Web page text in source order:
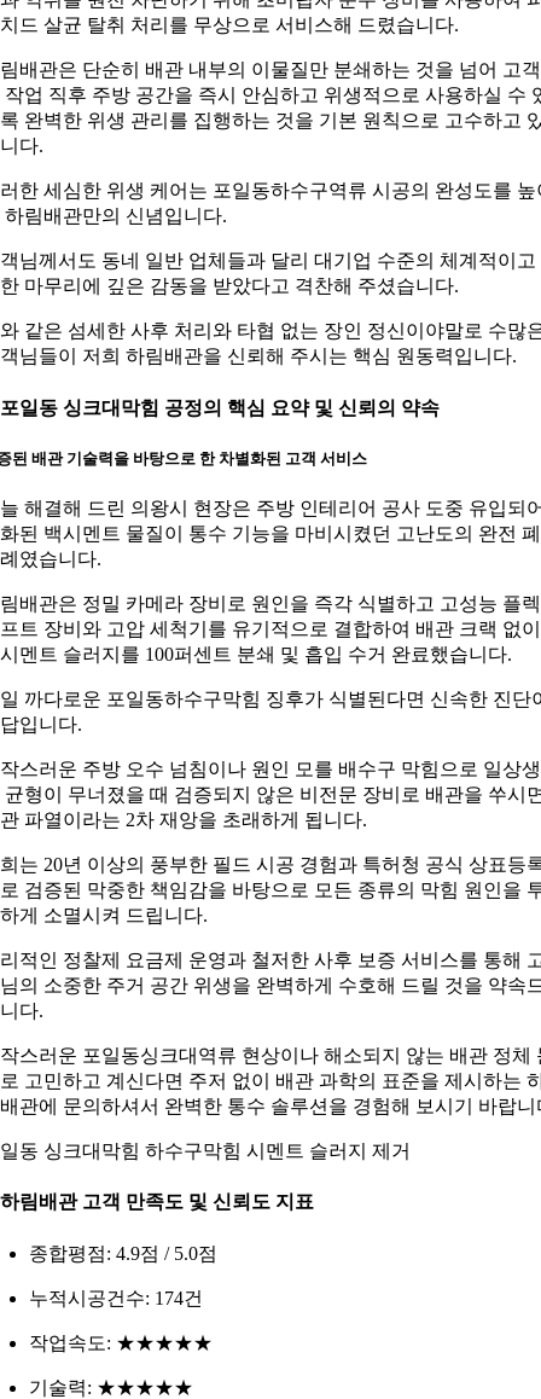
드 살균 탈취 처리를 무상으로 서비스해 드렸습니다.
배관은 단순히 배관 내부의 이물질만 분쇄하는 것을 넘어 고
작업 직후 주방 공간을 즉시 안심하고 위생적으로 사용하실 수
완벽한 위생 관리를 집행하는 것을 기본 원칙으로 고수하고
다.
한 세심한 위생 케어는 포일동하수구역류 시공의 완성도를 높
하림배관만의 신념입니다.
님께서도 동네 일반 업체들과 달리 대기업 수준의 체계적이고
마무리에 깊은 감동을 받았다고 격찬해 주셨습니다.
같은 섬세한 사후 처리와 타협 없는 장인 정신이야말로 수많
님들이 저희 하림배관을 신뢰해 주시는 핵심 원동력입니다.
일동 싱크대막힘 공정의 핵심 요약 및 신뢰의 약속
된 배관 기술력을 바탕으로 한 차별화된 고객 서비스
해결해 드린 의왕시 현장은 주방 인테리어 공사 도중 유입되
된 백시멘트 물질이 통수 기능을 마비시켰던 고난도의 완전
였습니다.
배관은 정밀 카메라 장비로 원인을 즉각 식별하고 고성능 플
트 장비와 고압 세척기를 유기적으로 결합하여 배관 크랙 없이
멘트 슬러지를 100퍼센트 분쇄 및 흡입 수거 완료했습니다.
까다로운 포일동하수구막힘 징후가 식별된다면 신속한 진단
입니다.
스러운 주방 오수 넘침이나 원인 모를 배수구 막힘으로 일상
균형이 무너졌을 때 검증되지 않은 비전문 장비로 배관을 쑤시
파열이라는 2차 재앙을 초래하게 됩니다.
는 20년 이상의 풍부한 필드 시공 경험과 특허청 공식 상표등
검증된 막중한 책임감을 바탕으로 모든 종류의 막힘 원인을
게 소멸시켜 드립니다.
적인 정찰제 요금제 운영과 철저한 사후 보증 서비스를 통해
의 소중한 주거 공간 위생을 완벽하게 수호해 드릴 것을 약속
다.
스러운 포일동싱크대역류 현상이나 해소되지 않는 배관 정체
고민하고 계신다면 주저 없이 배관 과학의 표준을 제시하는
관에 문의하셔서 완벽한 통수 솔루션을 경험해 보시기 바랍니
동 싱크대막힘 하수구막힘 시멘트 슬러지 제거
림배관 고객 만족도 및 신뢰도 지표
종합평점: 4.9점 / 5.0점
누적시공건수: 174건
작업속도: ★★★★★
기술력: ★★★★★